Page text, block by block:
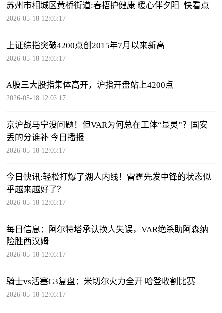
苏州市相城区黄桥街道:春捂护健康 暖心伴夕阳_快看点
2026-05-18 12:03:17
上证综指突破4200点创2015年7月以来新高
2026-05-18 12:03:17
A股三大股指集体高开，沪指开盘站上4200点
2026-05-18 12:03:17
京沪战马宁没问题！但VAR为何总在工体“显灵”？国安
丢的分谁补 今日播报
2026-05-18 12:03:17
今日快讯:轻松打爆了湖人内线！雷霆先发中锋的状态似
乎越来越好了？
2026-05-18 12:03:17
每日信息：阿尔特塔承认换人失误，VAR绝杀助阿森纳
险胜西汉姆
2026-05-18 12:03:17
骑士vs活塞G3复盘：米切尔火力全开 哈登收割比赛
2026-05-18 12:03:17